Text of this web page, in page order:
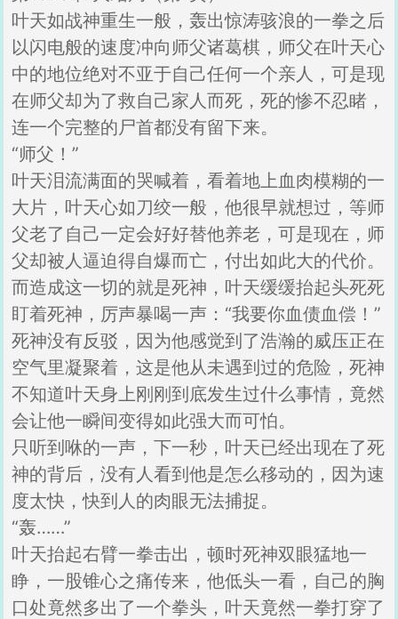
叶天如战神重生一般，轰出惊涛骇浪的一拳之后
以闪电般的速度冲向师父诸葛棋，师父在叶天心
中的地位绝对不亚于自己任何一个亲人，可是现
在师父却为了救自己家人而死，死的惨不忍睹，
连一个完整的尸首都没有留下来。
“师父！”
叶天泪流满面的哭喊着，看着地上血肉模糊的一
大片，叶天心如刀绞一般，他很早就想过，等师
父老了自己一定会好好替他养老，可是现在，师
父却被人逼迫得自爆而亡，付出如此大的代价。
而造成这一切的就是死神，叶天缓缓抬起头死死
盯着死神，厉声暴喝一声：“我要你血债血偿！”
死神没有反驳，因为他感觉到了浩瀚的威压正在
空气里凝聚着，这是他从未遇到过的危险，死神
不知道叶天身上刚刚到底发生过什么事情，竟然
会让他一瞬间变得如此强大而可怕。
只听到咻的一声，下一秒，叶天已经出现在了死
神的背后，没有人看到他是怎么移动的，因为速
度太快，快到人的肉眼无法捕捉。
“轰……”
叶天抬起右臂一拳击出，顿时死神双眼猛地一
睁，一股锥心之痛传来，他低头一看，自己的胸
口处竟然多出了一个拳头，叶天竟然一拳打穿了